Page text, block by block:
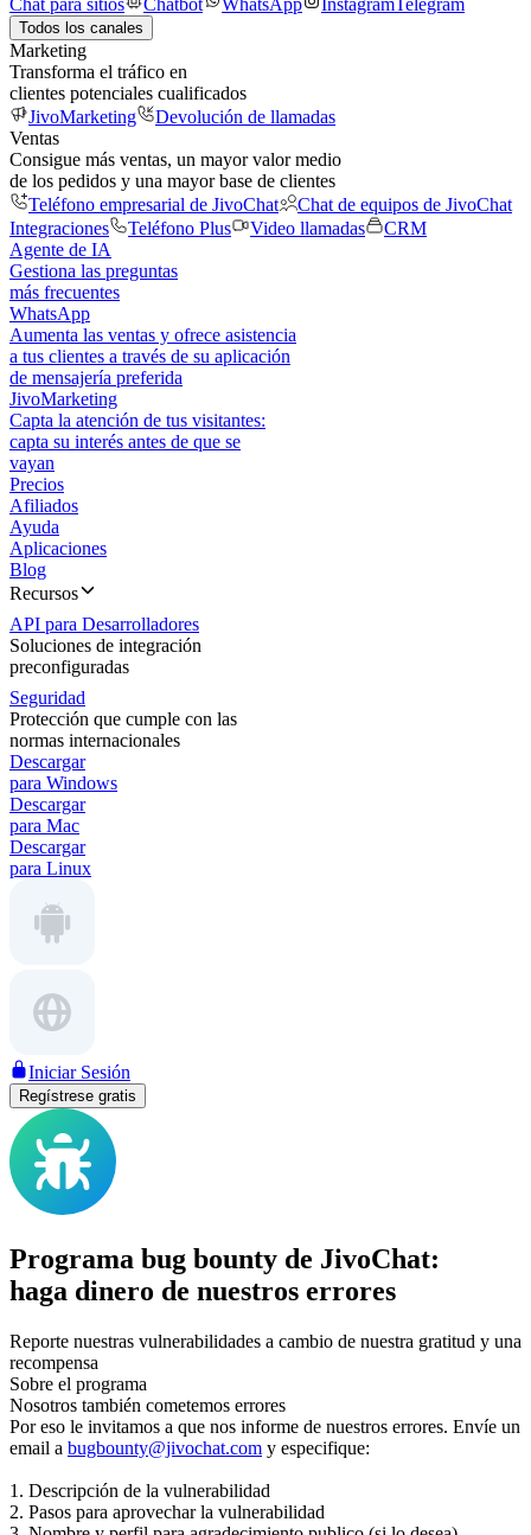
Chat para sitios
Chatbot WhatsApp InstagramTelegram
Todos los canales
Marketing
Transforma el tráfico en
clientes potenciales cualificados
JivoMarketing
Devolución de llamadas
Ventas
Consigue más ventas, un mayor valor medio
de los pedidos y una mayor base de clientes
Teléfono empresarial de JivoChat
Chat de equipos de JivoChat
Integraciones
Teléfono Plus Video llamadas
CRM
Agente de IA
Gestiona las preguntas
más frecuentes
WhatsApp
Aumenta las ventas y ofrece asistencia
a tus clientes a través de su aplicación
de mensajería preferida
JivoMarketing
Capta la atención de tus visitantes:
capta su interés antes de que se
vayan
Precios
Afiliados
Ayuda
Aplicaciones
Blog
Recursos
API para Desarrolladores
Soluciones de integración
preconfiguradas
Seguridad
Protección que cumple con las
normas internacionales
Descargar
para Windows
Descargar
para Mac
Descargar
para Linux
Iniciar Sesión
Regístrese gratis
Programa bug bounty de JivoChat:
haga dinero de nuestros errores
Reporte nuestras vulnerabilidades a cambio de nuestra gratitud y una
recompensa
Sobre el programa
Nosotros también cometemos errores
Por eso le invitamos a que nos informe de nuestros errores. Envíe un
email a bugbounty@jivochat.com y especifique:
1. Descripción de la vulnerabilidad
2. Pasos para aprovechar la vulnerabilidad